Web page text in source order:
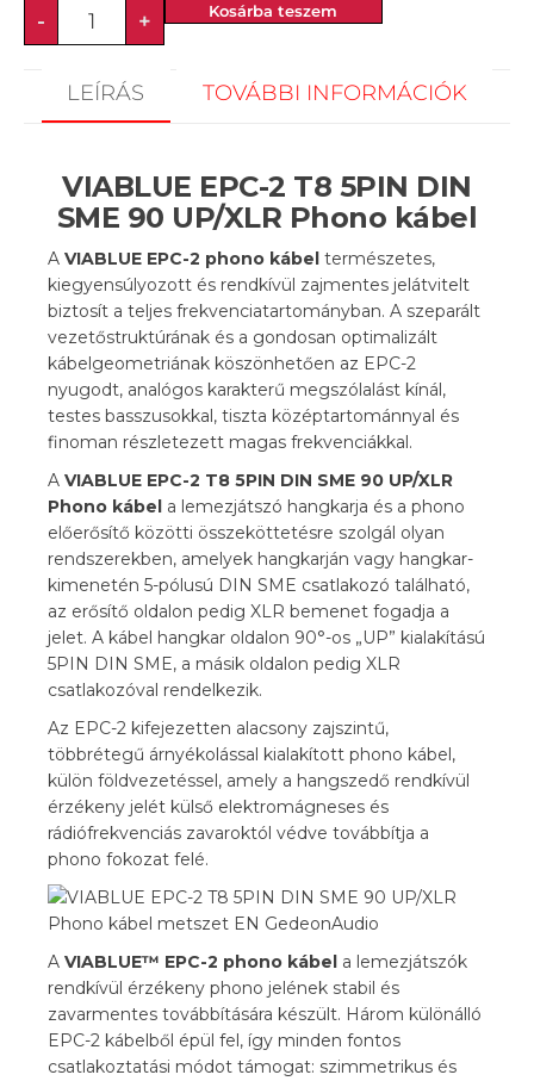
- + Kosárba teszem
LEÍRÁS TOVÁBBI INFORMÁCIÓK
VIABLUE EPC-2 T8 5PIN DIN
SME 90 UP/XLR Phono kábel
A VIABLUE EPC-2 phono kábel természetes,
kiegyensúlyozott és rendkívül zajmentes jelátvitelt
biztosít a teljes frekvenciatartományban. A szeparált
vezetőstruktúrának és a gondosan optimalizált
kábelgeometriának köszönhetően az EPC-2
nyugodt, analógos karakterű megszólalást kínál,
testes basszusokkal, tiszta középtartománnyal és
finoman részletezett magas frekvenciákkal.
A VIABLUE EPC-2 T8 5PIN DIN SME 90 UP/XLR
Phono kábel a lemezjátszó hangkarja és a phono
előerősítő közötti összeköttetésre szolgál olyan
rendszerekben, amelyek hangkarján vagy hangkar-
kimenetén 5-pólusú DIN SME csatlakozó található,
az erősítő oldalon pedig XLR bemenet fogadja a
jelet. A kábel hangkar oldalon 90°-os „UP” kialakítású
5PIN DIN SME, a másik oldalon pedig XLR
csatlakozóval rendelkezik.
Az EPC-2 kifejezetten alacsony zajszintű,
többrétegű árnyékolással kialakított phono kábel,
külön földvezetéssel, amely a hangszedő rendkívül
érzékeny jelét külső elektromágneses és
rádiófrekvenciás zavaroktól védve továbbítja a
phono fokozat felé.
A VIABLUE™ EPC-2 phono kábel a lemezjátszók
rendkívül érzékeny phono jelének stabil és
zavarmentes továbbítására készült. Három különálló
EPC-2 kábelből épül fel, így minden fontos
csatlakoztatási módot támogat: szimmetrikus és